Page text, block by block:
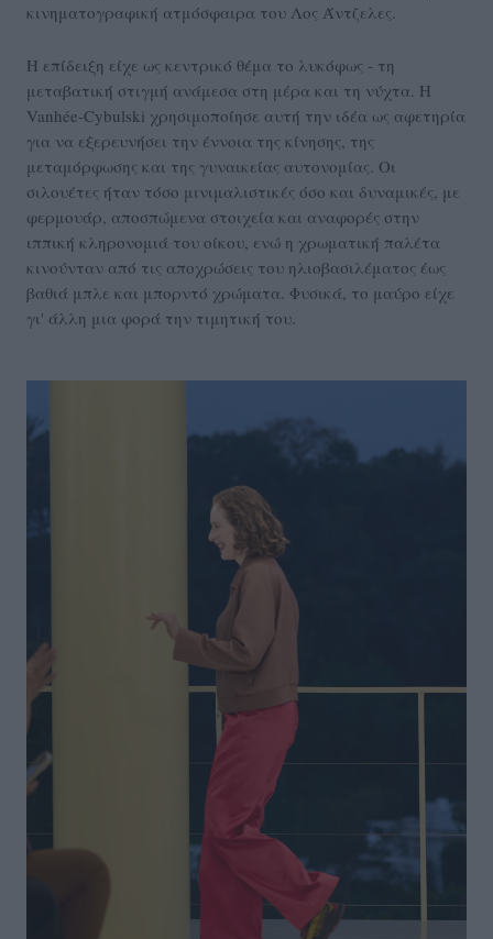
κινηματογραφική ατμόσφαιρα του Λος Άντζελες.
Η επίδειξη είχε ως κεντρικό θέμα το λυκόφως - τη
μεταβατική στιγμή ανάμεσα στη μέρα και τη νύχτα. Η
Vanhée-Cybulski χρησιμοποίησε αυτή την ιδέα ως αφετηρία
για να εξερευνήσει την έννοια της κίνησης, της
μεταμόρφωσης και της γυναικείας αυτονομίας. Οι
σιλουέτες ήταν τόσο μινιμαλιστικές όσο και δυναμικές, με
φερμουάρ, αποσπώμενα στοιχεία και αναφορές στην
ιππική κληρονομιά του οίκου, ενώ η χρωματική παλέτα
κινούνταν από τις αποχρώσεις του ηλιοβασιλέματος έως
βαθιά μπλε και μπορντό χρώματα. Φυσικά, το μαύρο είχε
γι' άλλη μια φορά την τιμητική του.